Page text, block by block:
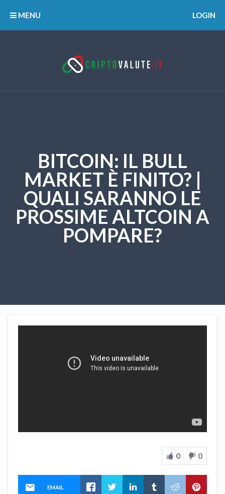
MENU LOGIN
BITCOIN: IL BULL
MARKET È FINITO? |
QUALI SARANNO LE
PROSSIME ALTCOIN A
POMPARE?
0 0
EMAIL